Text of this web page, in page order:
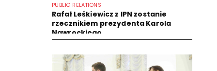
PUBLIC RELATIONS
Rafał Leśkiewicz z IPN zostanie
rzecznikiem prezydenta Karola
Nawrockiego